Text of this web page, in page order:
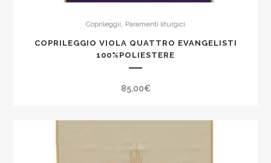
Coprileggii Paramenti liturgici
COPRILEGGIO VIOLA QUATTRO EVANGELISTI
100%POLIESTERE
85,00€